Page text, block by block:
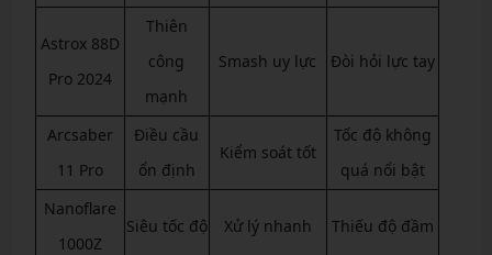
Astrox 88D
Pro 2024
Thiên
công
mạnh
Smash uy lực Đòi hỏi lực tay
Arcsaber
11 Pro
Điều cầu
ổn định
Kiểm soát tốt
Tốc độ không
quá nổi bật
Nanoflare
1000Z
Siêu tốc độ Xử lý nhanh Thiếu độ đầm